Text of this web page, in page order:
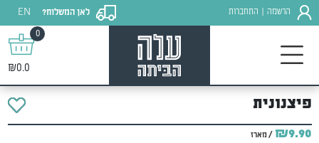
הרשמה התחברות לאן המשלוח?
EN
0
₪0.0
פיצנונית
₪9.90 / מארז